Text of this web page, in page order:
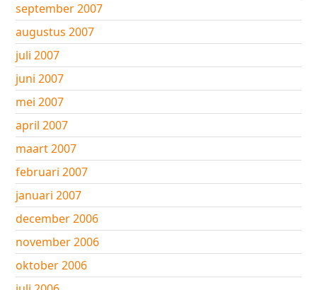
september 2007
augustus 2007
juli 2007
juni 2007
mei 2007
april 2007
maart 2007
februari 2007
januari 2007
december 2006
november 2006
oktober 2006